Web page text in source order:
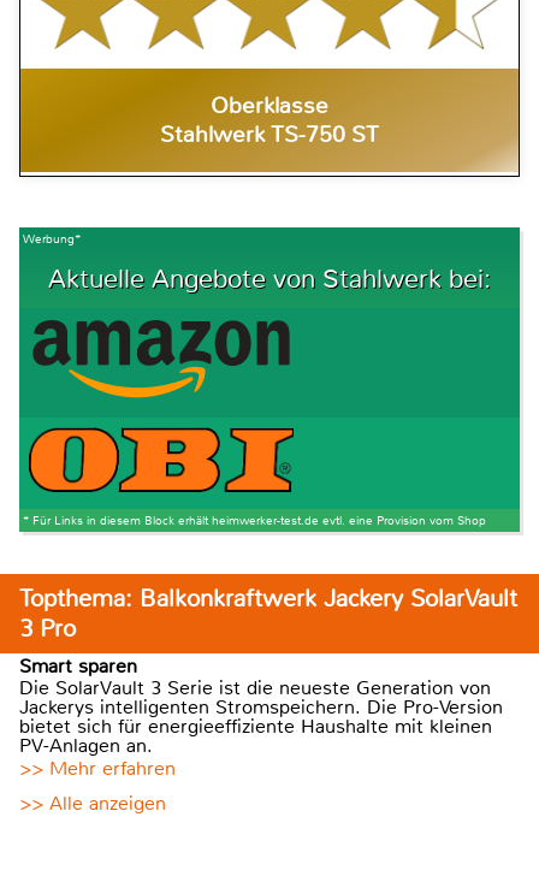
Oberklasse
Stahlwerk TS-750 ST
Werbung*
Aktuelle Angebote von Stahlwerk bei:
* Für Links in diesem Block erhält heimwerker-test.de evtl. eine Provision vom Shop
Topthema: Balkonkraftwerk Jackery SolarVault
3 Pro
Smart sparen
Die SolarVault 3 Serie ist die neueste Generation von
Jackerys intelligenten Stromspeichern. Die Pro-Version
bietet sich für energieeffiziente Haushalte mit kleinen
PV-Anlagen an.
>> Mehr erfahren
>> Alle anzeigen